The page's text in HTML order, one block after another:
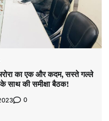
का एक और कदम, सस्ते गल्ले
साथ की समीक्षा बैठक!
0